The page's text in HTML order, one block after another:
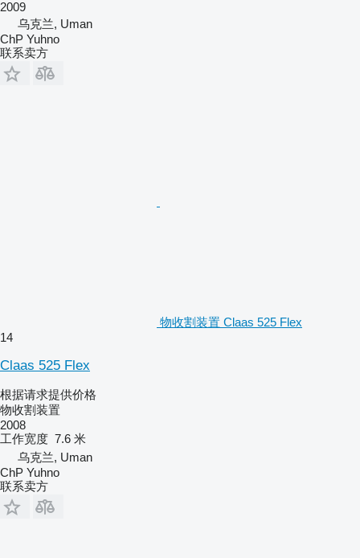
2009
乌克兰, Uman
ChP Yuhno
联系卖方
物收割装置 Claas 525 Flex
14
Claas 525 Flex
根据请求提供价格
物收割装置
2008
工作宽度 7.6 米
乌克兰, Uman
ChP Yuhno
联系卖方